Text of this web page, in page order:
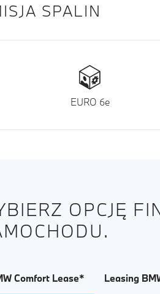
SPALIN
EURO 6e
OPCJĘ
Comfort Lease* Leasing